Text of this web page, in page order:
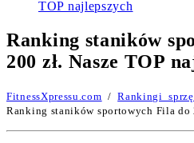
TOP najlepszych
Ranking staników
200 zł. Nasze TOP
FitnessXpressu.com /Rankingi
Ranking staników sportowych Fila do